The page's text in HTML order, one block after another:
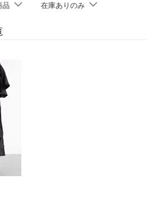
品 在庫ありのみ